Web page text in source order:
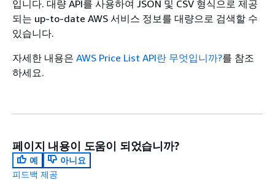
입니다. 대량 API를 사용하여 JSON 및 CSV 형식으로 제공
되는 up-to-date AWS 서비스 정보를 대량으로 검색할 수
있습니다.
자세한 내용은 AWS Price List API란 무엇입니까?를 참조
하세요.
페이지 내용이 도움이 되었습니까?
예
아니요
피드백 제공